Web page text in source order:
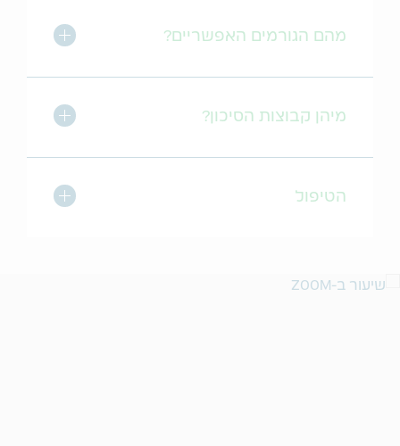
מהם הגורמים האפשריים? לחץ
מיהן קבוצות הסיכון? לחץ
הטיפול לחץ